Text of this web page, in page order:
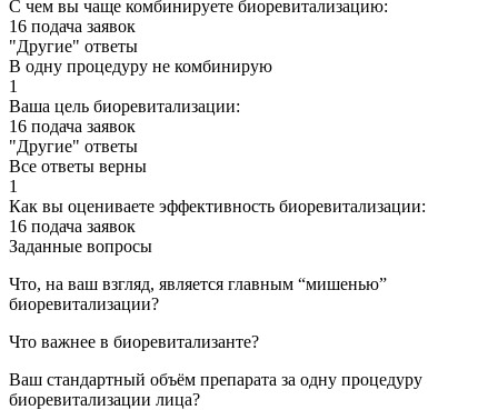
С чем вы чаще комбинируете биоревитализацию:
16 подача заявок
"Другие" ответы
В одну процедуру не комбинирую
1
Ваша цель биоревитализации:
16 подача заявок
"Другие" ответы
Все ответы верны
1
Как вы оцениваете эффективность биоревитализации:
16 подача заявок
Заданные вопросы
Что, на ваш взгляд, является главным “мишенью”
биоревитализации?
Что важнее в биоревитализанте?
Ваш стандартный объём препарата за одну процедуру
биоревитализации лица?